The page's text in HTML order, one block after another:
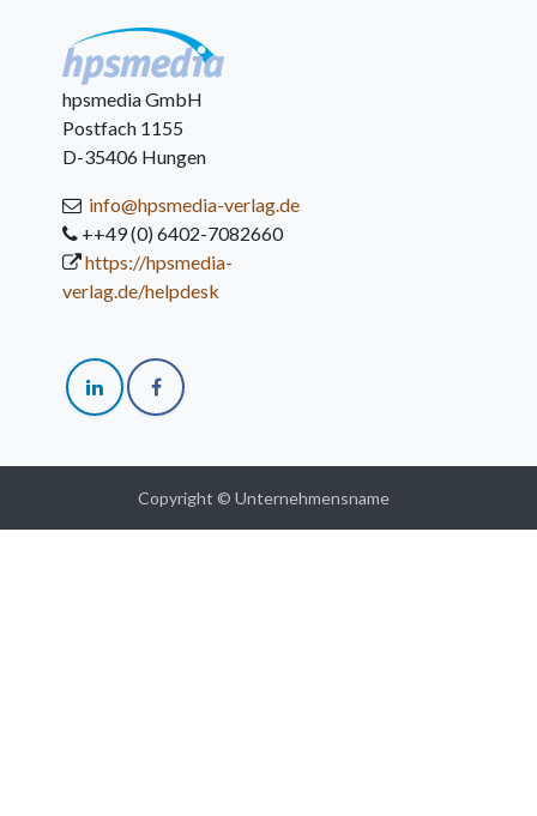
hpsmedia GmbH
Postfach 1155
D-35406 Hungen
info@hpsmedia-verlag.de
++49 (0) 6402-7082660
https://hpsmedia-
verlag.de/helpdesk
Copyright © Unternehmensname